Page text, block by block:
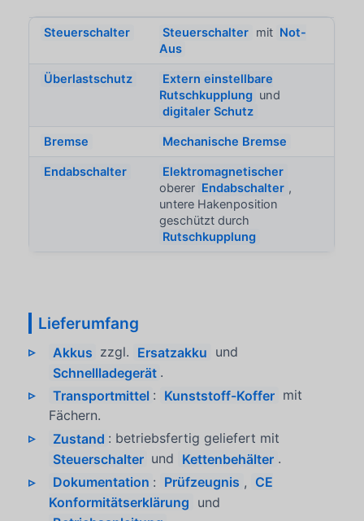
Steuerschalter Steuerschalter mit Not-
Aus
Überlastschutz
Extern einstellbare
Rutschkupplung und
digitaler Schutz
Bremse Mechanische Bremse
Endabschalter
Elektromagnetischer
oberer Endabschalter ,
untere Hakenposition
geschützt durch
Rutschkupplung
Lieferumfang
Akkus zzgl. Ersatzakku und
Schnellladegerät .
Transportmittel : Kunststoff-Koffer mit
Fächern.
Zustand : betriebsfertig geliefert mit
Steuerschalter und Kettenbehälter .
Dokumentation : Prüfzeugnis , CE
Konformitätserklärung und